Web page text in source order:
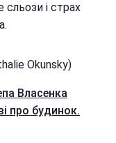
і страх
Okunsky)
Власенка
про будинок.